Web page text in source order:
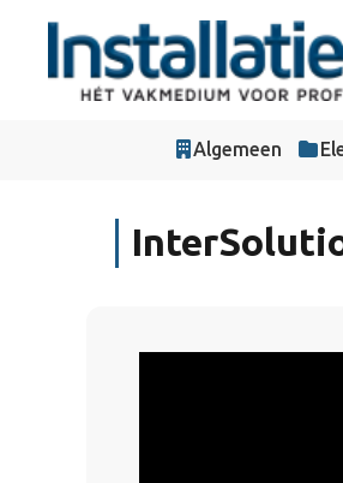
Algemeen